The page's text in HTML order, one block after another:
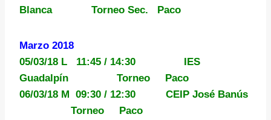
Blanca Torneo Sec. Paco
Marzo 2018
05/03/18 L 11:45 / 14:30 IES
Guadalpín Torneo Paco
06/03/18 M 09:30 / 12:30 CEIP José Banús
Torneo Paco